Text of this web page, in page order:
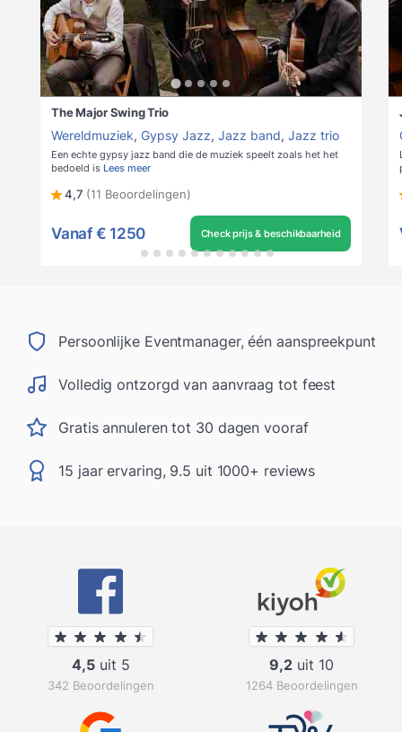
The Major Swing Trio
Wereldmuziek, Gypsy Jazz, Jazz band, Jazz trio
Een echte gypsy jazz band die de muziek speelt zoals het het
bedoeld is Lees meer
4,7 (11 Beoordelingen)
Vanaf € 1250 Check prijs & beschikbaarheid
Persoonlijke Eventmanager, één aanspreekpunt
Volledig ontzorgd van aanvraag tot feest
Gratis annuleren tot 30 dagen vooraf
15 jaar ervaring, 9.5 uit 1000+ reviews
4,5uit 5
342 Beoordelingen
9,2 uit 10
1264 Beoordelingen